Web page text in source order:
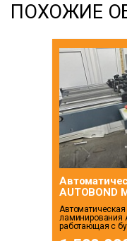
ПОХОЖИЕ
AUTOBOND
ламинирования
работающая с